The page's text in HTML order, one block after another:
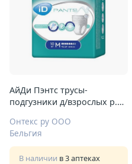
АйДи Пэнтс трусы-
подгузники д/взрослых р.M
Онтекс ру ООО
Бельгия
В наличии в 3 аптеках